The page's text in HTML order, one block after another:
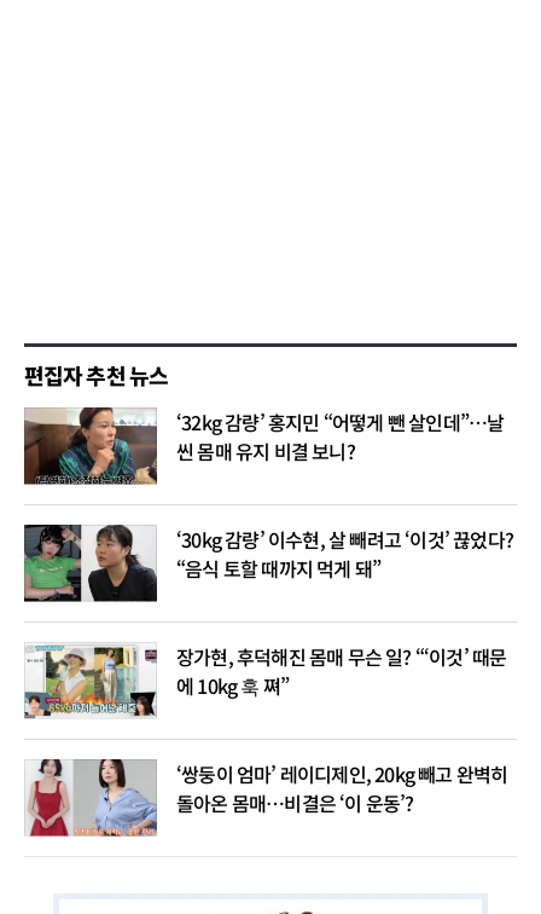
편집자 추천 뉴스
‘32kg 감량’ 홍지민 “어떻게 뺀 살인데”…날
씬 몸매 유지 비결 보니?
‘30kg 감량’ 이수현, 살 빼려고 ‘이것’ 끊었다?
“음식 토할 때까지 먹게 돼”
장가현, 후덕해진 몸매 무슨 일? “‘이것’ 때문
에 10kg 훅 쪄”
‘쌍둥이 엄마’ 레이디제인, 20kg 빼고 완벽히
돌아온 몸매…비결은 ‘이 운동’?